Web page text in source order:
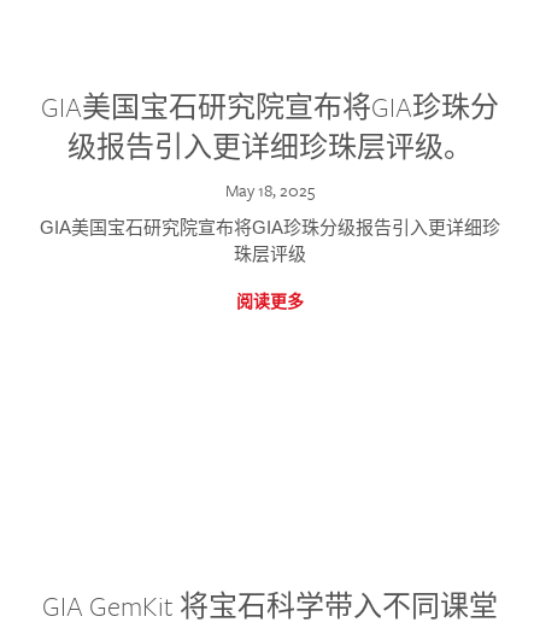
GIA美国宝石研究院宣布将GIA珍珠分
级报告引入更详细珍珠层评级。
May 18, 2025
GIA美国宝石研究院宣布将GIA珍珠分级报告引入更详细珍
珠层评级
阅读更多
GIA GemKit 将宝石科学带入不同课堂